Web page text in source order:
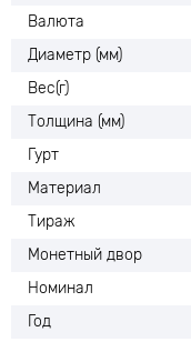
Валюта
Диаметр (мм)
Вес(г)
Толщина (мм)
Гурт
Материал
Тираж
Монетный двор
Номинал
Год